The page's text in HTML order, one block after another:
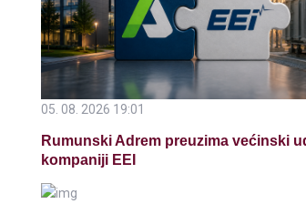
05. 08. 2026 19:01
Rumunski Adrem preuzima većinski
kompaniji EEI